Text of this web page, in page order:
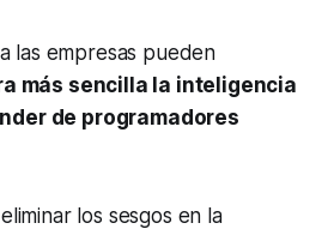
las empresas pueden
más sencilla la inteligencia
de programadores
los sesgos en la